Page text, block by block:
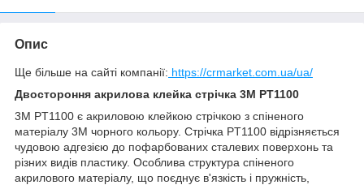
Опис
Ще більше на сайті компанії: https://crmarket.com.ua/ua/
Двостороння акрилова клейка стрічка 3М РT1100
3М РT1100 є акриловою клейкою стрічкою з спіненого
матеріалу 3М чорного кольору. Стрічка РT1100 відрізняється
чудовою адгезією до пофарбованих сталевих поверхонь та
різних видів пластику. Особлива структура спіненого
акрилового матеріалу, що поєднує в'язкість і пружність,